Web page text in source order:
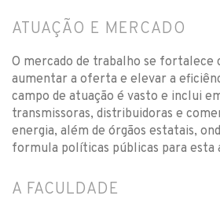
ATUAÇÃO E MERCADO
O mercado de trabalho se fortalece
aumentar a oferta e elevar a
campo de atuação é vasto e inclui
transmissoras, distribuidoras e
energia, além de órgãos estatais,
formula políticas públicas para esta
A FACULDADE